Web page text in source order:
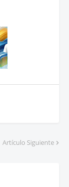
Artículo Siguiente